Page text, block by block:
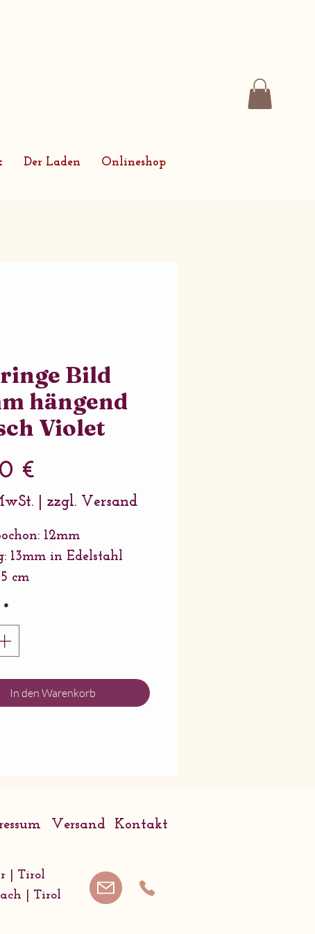
Der Laden Onlineshop
Bild
hängend
Violet
€
zzgl. Versand
12mm
13mm in Edelstahl
cm
*
In den Warenkorb
Versand Kontakt
| Tirol
| Tirol